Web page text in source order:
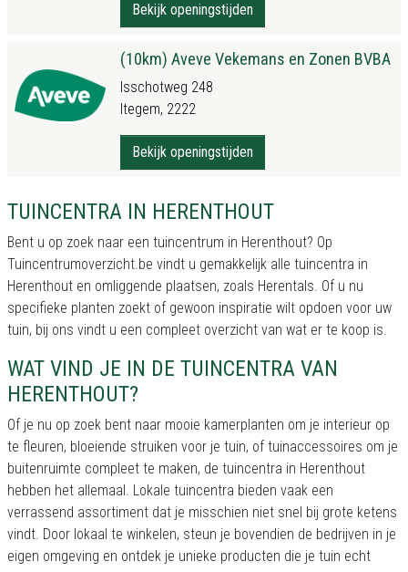
Bekijk openingstijden
(10km) Aveve Vekemans en Zonen BVBA
Isschotweg 248
Itegem, 2222
Bekijk openingstijden
TUINCENTRA IN HERENTHOUT
Bent u op zoek naar een tuincentrum in Herenthout? Op
Tuincentrumoverzicht.be vindt u gemakkelijk alle tuincentra in
Herenthout en omliggende plaatsen, zoals Herentals. Of u nu
specifieke planten zoekt of gewoon inspiratie wilt opdoen voor uw
tuin, bij ons vindt u een compleet overzicht van wat er te koop is.
WAT VIND JE IN DE TUINCENTRA VAN
HERENTHOUT?
Of je nu op zoek bent naar mooie kamerplanten om je interieur op
te fleuren, bloeiende struiken voor je tuin, of tuinaccessoires om je
buitenruimte compleet te maken, de tuincentra in Herenthout
hebben het allemaal. Lokale tuincentra bieden vaak een
verrassend assortiment dat je misschien niet snel bij grote ketens
vindt. Door lokaal te winkelen, steun je bovendien de bedrijven in je
eigen omgeving en ontdek je unieke producten die je tuin echt